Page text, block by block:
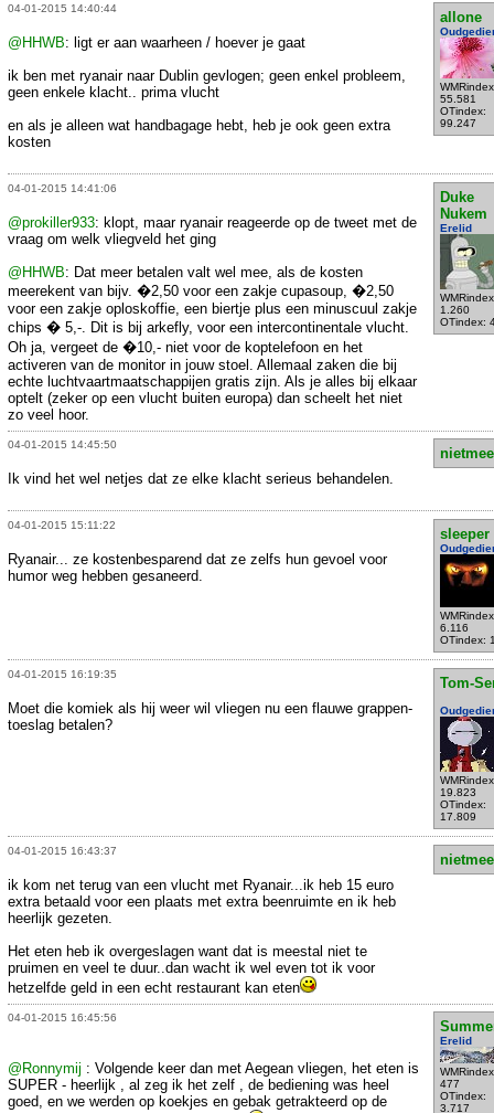
04-01-2015 14:40:44
allone
55.581
OTindex:
99.247
@HHWB: ligt er aan waarheen / hoever je gaat
ik ben met ryanair naar Dublin gevlogen; geen enkel probleem,
geen enkele klacht.. prima vlucht
en als je alleen wat handbagage hebt, heb je ook geen extra
kosten
04-01-2015 14:41:06
Duke
Nukem
Erelid
1.260
OTindex:
@prokiller933: klopt, maar ryanair reageerde op de tweet met de
vraag om welk vliegveld het ging
@HHWB: Dat meer betalen valt wel mee, als de kosten
meerekent van bijv. �2,50 voor een zakje cupasoup, �2,50
voor een zakje oploskoffie, een biertje plus een minuscuul zakje
chips � 5,-. Dit is bij arkefly, voor een intercontinentale vlucht.
Oh ja, vergeet de �10,- niet voor de koptelefoon en het
activeren van de monitor in jouw stoel. Allemaal zaken die bij
echte luchtvaartmaatschappijen gratis zijn. Als je alles bij elkaar
optelt (zeker op een vlucht buiten europa) dan scheelt het niet
zo veel hoor.
04-01-2015 14:45:50
Ik vind het wel netjes dat ze elke klacht serieus behandelen.
04-01-2015 15:11:22
sleeper
6.116
OTindex:
Ryanair... ze kostenbesparend dat ze zelfs hun gevoel voor
humor weg hebben gesaneerd.
04-01-2015 16:19:35
Tom-
19.823
OTindex:
17.809
Moet die komiek als hij weer wil vliegen nu een flauwe grappen-
toeslag betalen?
04-01-2015 16:43:37
ik kom net terug van een vlucht met Ryanair...ik heb 15 euro
extra betaald voor een plaats met extra beenruimte en ik heb
heerlijk gezeten.
Het eten heb ik overgeslagen want dat is meestal niet te
pruimen en veel te duur..dan wacht ik wel even tot ik voor
hetzelfde geld in een echt restaurant kan eten
04-01-2015 16:45:56
Erelid
477
OTindex:
3.717
@Ronnymij : Volgende keer dan met Aegean vliegen, het eten is
SUPER - heerlijk , al zeg ik het zelf , de bediening was heel
goed, en we werden op koekjes en gebak getrakteerd op de